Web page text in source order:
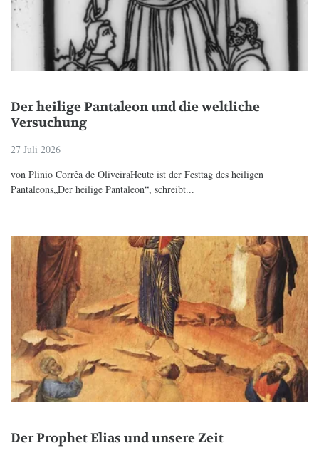
Der heilige Pantaleon und die weltliche
Versuchung
27 Juli 2026
von Plinio Corrêa de OliveiraHeute ist der Festtag des heiligen
Pantaleons„Der heilige Pantaleon“, schreibt...
Der Prophet Elias und unsere Zeit